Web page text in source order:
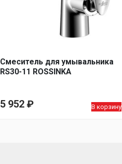
Смеситель для умывальника
RS30-11 ROSSINKA
5 952 ₽ В корзину